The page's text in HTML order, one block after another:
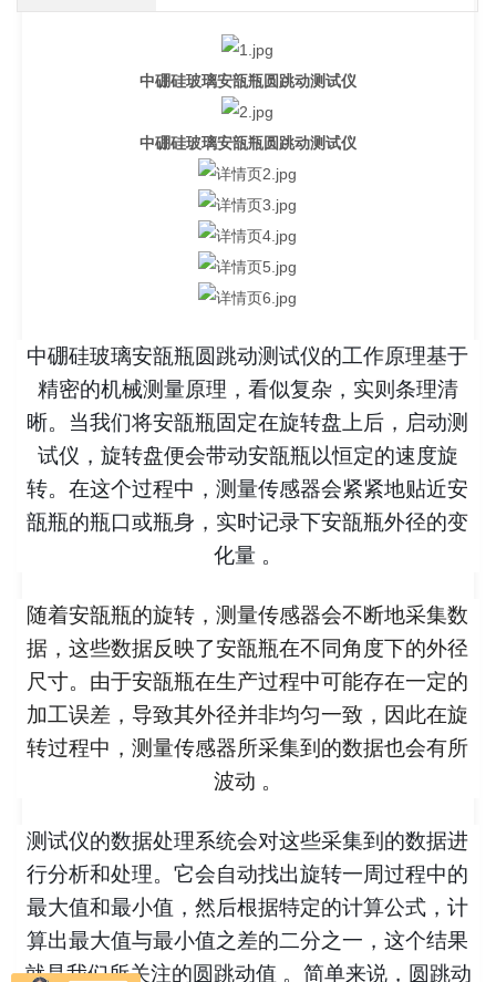
中硼硅玻璃安瓿瓶圆跳动测试仪
中硼硅玻璃安瓿瓶圆跳动测试仪
中硼硅玻璃安瓿瓶圆跳动测试仪的工作原理基于
精密的机械测量原理，看似复杂，实则条理清
晰。当我们将安瓿瓶固定在旋转盘上后，启动测
试仪，旋转盘便会带动安瓿瓶以恒定的速度旋
转。在这个过程中，测量传感器会紧紧地贴近安
瓿瓶的瓶口或瓶身，实时记录下安瓿瓶外径的变
化量 。
随着安瓿瓶的旋转，测量传感器会不断地采集数
据，这些数据反映了安瓿瓶在不同角度下的外径
尺寸。由于安瓿瓶在生产过程中可能存在一定的
加工误差，导致其外径并非均匀一致，因此在旋
转过程中，测量传感器所采集到的数据也会有所
波动 。
测试仪的数据处理系统会对这些采集到的数据进
行分析和处理。它会自动找出旋转一周过程中的
最大值和最小值，然后根据特定的计算公式，计
算出最大值与最小值之差的二分之一，这个结果
就是我们所关注的圆跳动值 。简单来说，圆跳动